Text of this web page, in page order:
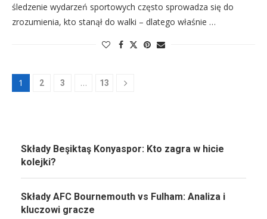
śledzenie wydarzeń sportowych często sprowadza się do
zrozumienia, kto stanął do walki – dlatego właśnie …
1 2 3 … 13
Składy Beşiktaş Konyaspor: Kto zagra w hicie
kolejki?
Składy AFC Bournemouth vs Fulham: Analiza i
kluczowi gracze